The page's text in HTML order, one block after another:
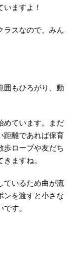
ますよ！
ラスなので、みん
囲もひろがり、動
めています。まだ
距離であれば保育
歩ロープや友だち
ますね。
ているため曲が流
ンを渡すと小さな
す。